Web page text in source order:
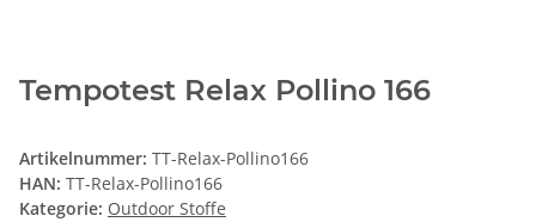
Tempotest Relax Pollino 166
Artikelnummer: TT-Relax-Pollino166
HAN: TT-Relax-Pollino166
Kategorie: Outdoor Stoffe